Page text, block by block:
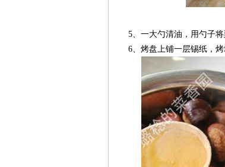
5、一大勺清油，用勺子将
6、烤盘上铺一层锡纸，烤